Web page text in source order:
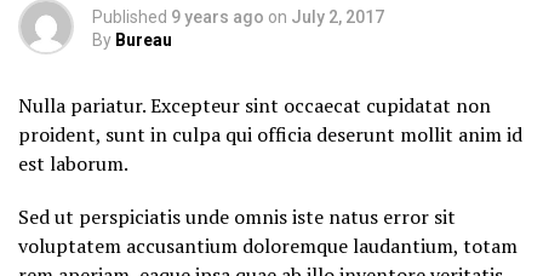
width="36"
height="36">
Published 9 years ago on July 2, 2017
By Bureau
Nulla pariatur. Excepteur sint occaecat cupidatat non
proident, sunt in culpa qui officia deserunt mollit anim id
est laborum.
Sed ut perspiciatis unde omnis iste natus error sit
voluptatem accusantium doloremque laudantium, totam